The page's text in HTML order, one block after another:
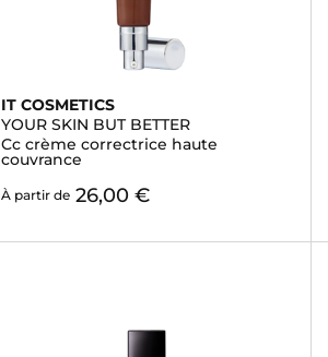
IT COSMETICS
YOUR SKIN BUT BETTER
Cc crème correctrice haute
couvrance
À partir de 26,00 €